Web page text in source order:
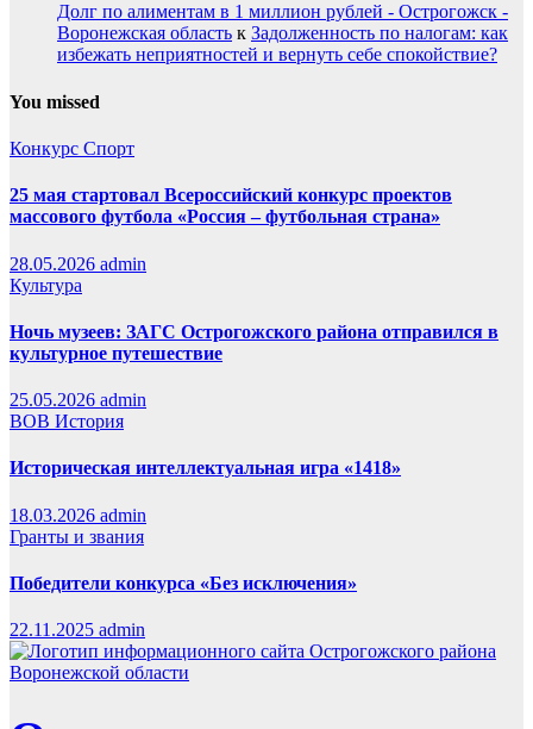
Долг по алиментам в 1 миллион рублей - Острогожск -
Воронежская область к Задолженность по налогам: как
избежать неприятностей и вернуть себе спокойствие?
You missed
Конкурс Спорт
25 мая стартовал Всероссийский конкурс проектов
массового футбола «Россия – футбольная страна»
28.05.2026 admin
Культура
Ночь музеев: ЗАГС Острогожского района отправился в
культурное путешествие
25.05.2026 admin
ВОВ История
Историческая интеллектуальная игра «1418»
18.03.2026 admin
Гранты и звания
Победители конкурса «Без исключения»
22.11.2025 admin